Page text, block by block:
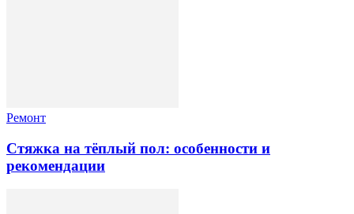
Ремонт
Стяжка на тёплый пол: особенности и
рекомендации